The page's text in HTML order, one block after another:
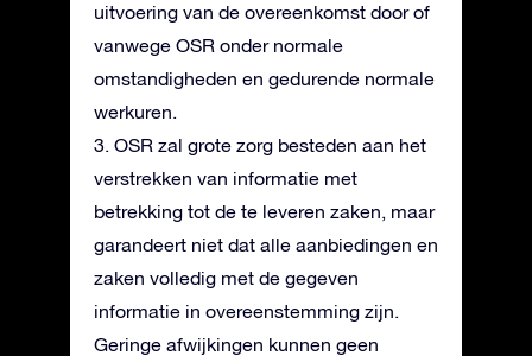
uitvoering van de overeenkomst door of
vanwege OSR onder normale
omstandigheden en gedurende normale
werkuren.
3. OSR zal grote zorg besteden aan het
verstrekken van informatie met
betrekking tot de te leveren zaken, maar
garandeert niet dat alle aanbiedingen en
zaken volledig met de gegeven
informatie in overeenstemming zijn.
Geringe afwijkingen kunnen geen